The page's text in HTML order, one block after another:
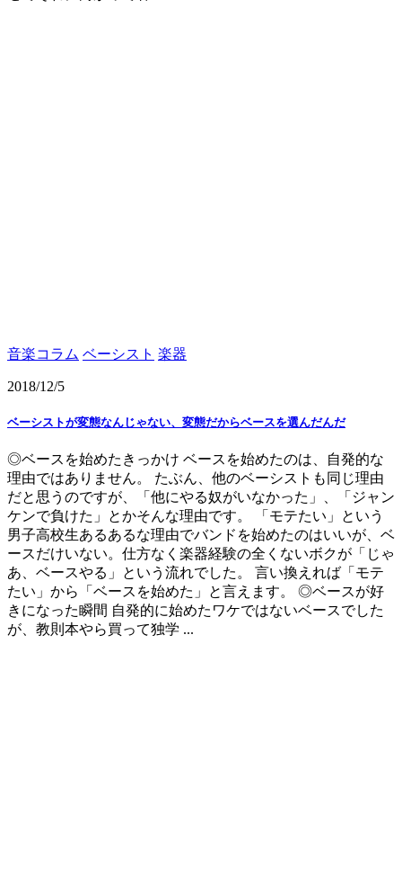
音楽コラム ベーシスト 楽器
2018/12/5
ベーシストが変態なんじゃない、変態だからベースを選んだんだ
◎ベースを始めたきっかけ ベースを始めたのは、自発的な
理由ではありません。 たぶん、他のベーシストも同じ理由
だと思うのですが、「他にやる奴がいなかった」、「ジャン
ケンで負けた」とかそんな理由です。 「モテたい」という
男子高校生あるあるな理由でバンドを始めたのはいいが、ベ
ースだけいない。仕方なく楽器経験の全くないボクが「じゃ
あ、ベースやる」という流れでした。 言い換えれば「モテ
たい」から「ベースを始めた」と言えます。 ◎ベースが好
きになった瞬間 自発的に始めたワケではないベースでした
が、教則本やら買って独学 ...